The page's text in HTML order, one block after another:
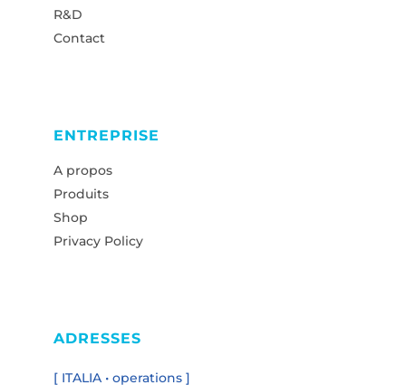
R&D
Contact
ENTREPRISE
A propos
Produits
Shop
Privacy Policy
ADRESSES
[ ITALIA • operations ]